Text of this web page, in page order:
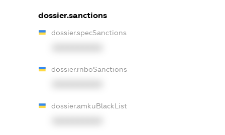
dossier.sanctions
dossier.specSanctions
dossier.rnboSanctions
dossier.amkuBlackList